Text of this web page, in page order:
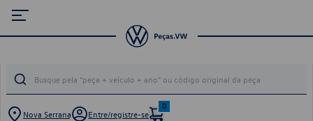
Nova Serrana Entre/registre-se
0